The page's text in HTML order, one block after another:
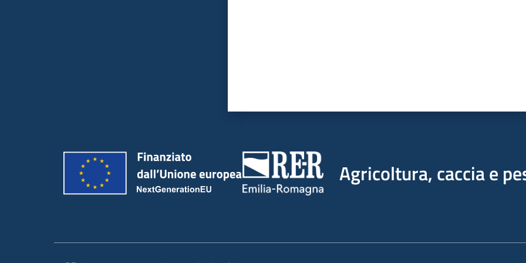
Agricoltura, caccia e